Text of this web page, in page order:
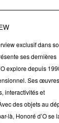
exclusif dans
ses dernières
explore depuis
Ses œuvres
interactivités et
des objets au
là, Honoré d’O se